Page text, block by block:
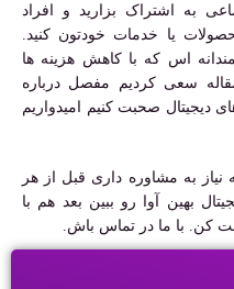
به اشتراک بزارید و افراد
یا خدمات خودتون کنید.
اس که با کاهش هزینه ها
سعی کردیم مفصل درباره
دیجیتال صحبت کنیم امیدواریم
به مشاوره داری قبل از هر
بهین آوا رو ببین بعد هم با
کن. با ما در تماس باش.